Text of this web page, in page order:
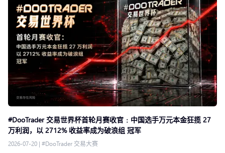
#DooTrader 交易世界杯首轮月赛收官﹕中国选手万元本金狂揽 27
万利润，以 2712% 收益率成为破浪组 冠军
2026-07-20 | #DooTrader 交易大赛